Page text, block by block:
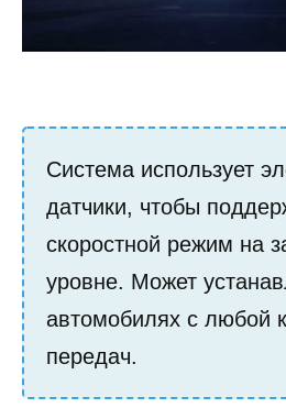
Система использует
датчики, чтобы
скоростной режим на
уровне. Может
автомобилях с любой
передач.